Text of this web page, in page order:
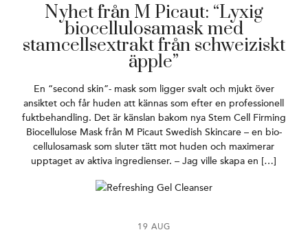
Nyhet från M Picaut: “Lyxig
biocellulosamask med
stamcellsextrakt från schweiziskt
äpple”
En “second skin”- mask som ligger svalt och mjukt över
ansiktet och får huden att kännas som efter en professionell
fuktbehandling. Det är känslan bakom nya Stem Cell Firming
Biocellulose Mask från M Picaut Swedish Skincare – en bio-
cellulosamask som sluter tätt mot huden och maximerar
upptaget av aktiva ingredienser. – Jag ville skapa en […]
19 AUG